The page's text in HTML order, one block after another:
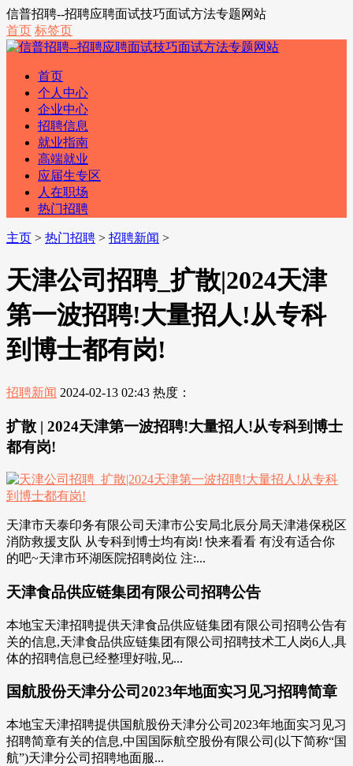
信普招聘--招聘应聘面试技巧面试方法专题网站
首页 标签页
首页
个人中心
企业中心
招聘信息
就业指南
高端就业
应届生专区
人在职场
热门招聘
主页 > 热门招聘 > 招聘新闻 >
天津公司招聘_扩散|2024天津
第一波招聘!大量招人!从专科
到博士都有岗!
招聘新闻 2024-02-13 02:43 热度：
扩散 | 2024天津第一波招聘!大量招人!从专科到博士
都有岗!
天津市天泰印务有限公司天津市公安局北辰分局天津港保税区
消防救援支队 从专科到博士均有岗! 快来看看 有没有适合你
的吧~天津市环湖医院招聘岗位 注:...
天津食品供应链集团有限公司招聘公告
本地宝天津招聘提供天津食品供应链集团有限公司招聘公告有
关的信息,天津食品供应链集团有限公司招聘技术工人岗6人,具
体的招聘信息已经整理好啦,见...
国航股份天津分公司2023年地面实习见习招聘简章
本地宝天津招聘提供国航股份天津分公司2023年地面实习见习
招聘简章有关的信息,中国国际航空股份有限公司(以下简称“国
航”)天津分公司招聘地面服...